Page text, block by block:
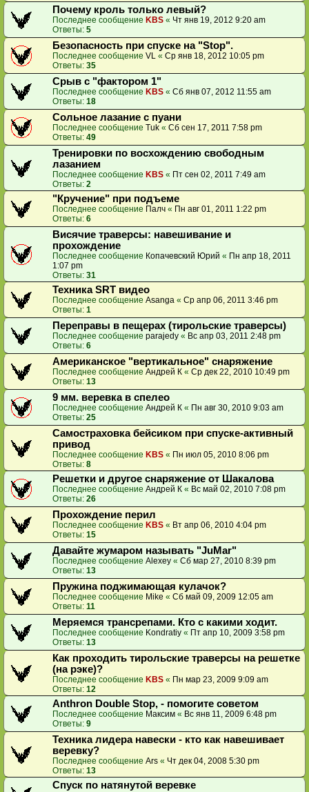
Почему кроль только левый?
Последнее сообщение KBS « Чт янв 19, 2012 9:20 am
Ответы: 5
Безопасность при спуске на "Stop".
Последнее сообщение VL « Ср янв 18, 2012 10:05 pm
Ответы: 35
Срыв с "фактором 1"
Последнее сообщение KBS « Сб янв 07, 2012 11:55 am
Ответы: 18
Сольное лазание с пуани
Последнее сообщение Tuk « Сб сен 17, 2011 7:58 pm
Ответы: 49
Тренировки по восхождению свободным
лазанием
Последнее сообщение KBS « Пт сен 02, 2011 7:49 am
Ответы: 2
"Кручение" при подъеме
Последнее сообщение Палч « Пн авг 01, 2011 1:22 pm
Ответы: 6
Висячие траверсы: навешивание и
прохождение
Последнее сообщение Копачевский Юрий « Пн апр 18, 2011
1:07 pm
Ответы: 31
Техника SRT видео
Последнее сообщение Asanga « Ср апр 06, 2011 3:46 pm
Ответы: 1
Переправы в пещерах (тирольские траверсы)
Последнее сообщение parajedy « Вс апр 03, 2011 2:48 pm
Ответы: 6
Американское "вертикальное" снаряжение
Последнее сообщение Андрей К « Ср дек 22, 2010 10:49 pm
Ответы: 13
9 мм. веревка в спелео
Последнее сообщение Андрей К « Пн авг 30, 2010 9:03 am
Ответы: 25
Самостраховка бейсиком при спуске-активный
привод
Последнее сообщение KBS « Пн июл 05, 2010 8:06 pm
Ответы: 8
Решетки и другое снаряжение от Шакалова
Последнее сообщение Андрей К « Вс май 02, 2010 7:08 pm
Ответы: 26
Прохождение перил
Последнее сообщение KBS « Вт апр 06, 2010 4:04 pm
Ответы: 15
Давайте жумаром называть "JuMar"
Последнее сообщение Alexey « Сб мар 27, 2010 8:39 pm
Ответы: 13
Пружина поджимающая кулачок?
Последнее сообщение Mike « Сб май 09, 2009 12:05 am
Ответы: 11
Меряемся трансрепами. Кто с какими ходит.
Последнее сообщение Kondratiy « Пт апр 10, 2009 3:58 pm
Ответы: 13
Как проходить тирольские траверсы на решетке
(на рэке)?
Последнее сообщение KBS « Пн мар 23, 2009 9:09 am
Ответы: 12
Anthron Double Stop, - помогите советом
Последнее сообщение Максим « Вс янв 11, 2009 6:48 pm
Ответы: 9
Техника лидера навески - кто как навешивает
веревку?
Последнее сообщение Ars « Чт дек 04, 2008 5:30 pm
Ответы: 13
Спуск по натянутой веревке